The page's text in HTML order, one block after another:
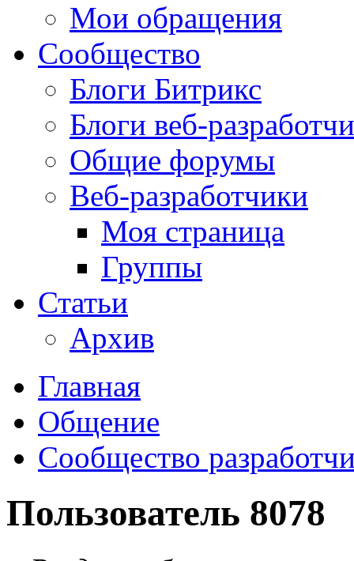
Мои обращения
Сообщество
Блоги Битрикс
Блоги веб-
Общие форумы
Веб-разработчики
Моя страница
Группы
Статьи
Архив
Главная
Общение
Сообщество
Пользователь 8078